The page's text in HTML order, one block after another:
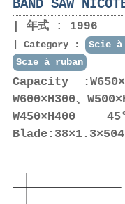
BAND SAW
年式 : 1996
Category :
Scie à
Scie à ruban
Capacity
W600×H300、
W450×H400